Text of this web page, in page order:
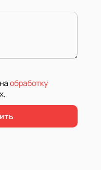
обработку
.